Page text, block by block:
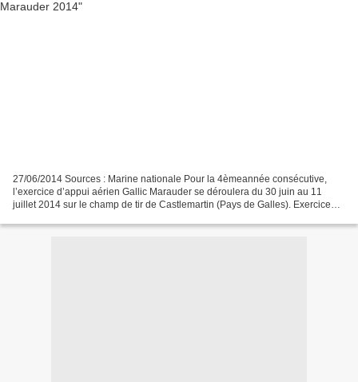
27/06/2014 Sources : Marine nationale Pour la 4èmeannée consécutive,
l’exercice d’appui aérien Gallic Marauder se déroulera du 30 juin au 11
juillet 2014 sur le champ de tir de Castlemartin (Pays de Galles). Exercice